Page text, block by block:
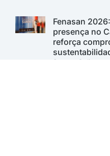
Fenasan
presença no
reforça
Saneas Online